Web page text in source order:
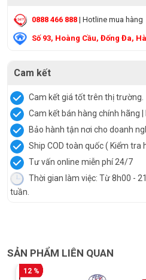
0888 466 888 | Hotline mua hàng
Số 93, Hoàng Cầu, Đống Đa,
Cam kết
Cam kết giá tốt trên thị trường.
Cam kết bán hàng chính hãng |
Bảo hành tận nơi cho doanh
Ship COD toàn quốc ( Kiểm
Tư vấn online miễn phí 24/7
Thời gian làm việc: Từ 8h00 -
tuần.
SẢN PHẨM LIÊN QUAN
12 %